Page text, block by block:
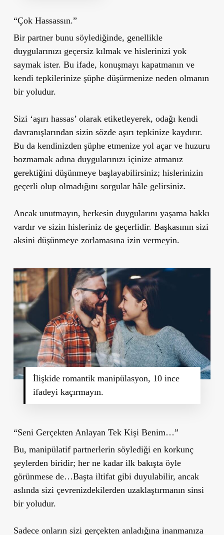
“Çok Hassassın.”
Bir partner bunu söylediğinde, genellikle
duygularınızı geçersiz kılmak ve hislerinizi yok
saymak ister. Bu ifade, konuşmayı kapatmanın ve
kendi tepkilerinize şüphe düşürmenize neden olmanın
bir yoludur.
Sizi ‘aşırı hassas’ olarak etiketleyerek, odağı kendi
davranışlarından sizin sözde aşırı tepkinize kaydırır.
Bu da kendinizden şüphe etmenize yol açar ve huzuru
bozmamak adına duygularınızı içinize atmanız
gerektiğini düşünmeye başlayabilirsiniz; hislerinizin
geçerli olup olmadığını sorgular hâle gelirsiniz.
Ancak unutmayın, herkesin duygularını yaşama hakkı
vardır ve sizin hisleriniz de geçerlidir. Başkasının sizi
aksini düşünmeye zorlamasına izin vermeyin.
İlişkide romantik manipülasyon, 10 ince
ifadeyi kaçırmayın.
“Seni Gerçekten Anlayan Tek Kişi Benim…”
Bu, manipülatif partnerlerin söylediği en korkunç
şeylerden biridir; her ne kadar ilk bakışta öyle
görünmese de…Başta iltifat gibi duyulabilir, ancak
aslında sizi çevrenizdekilerden uzaklaştırmanın sinsi
bir yoludur.
Sadece onların sizi gerçekten anladığına inanmanıza